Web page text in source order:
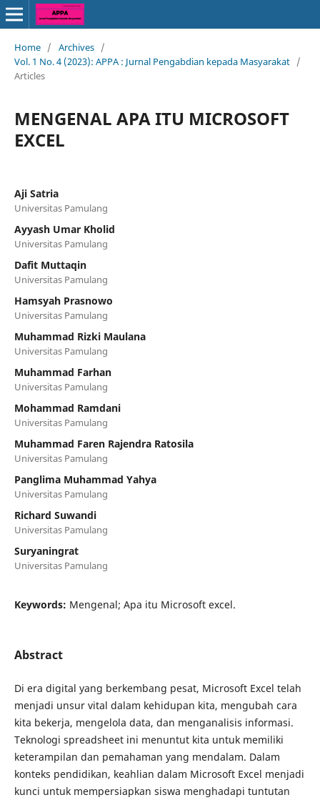
Home / Archives /
Vol. 1 No. 4 (2023): APPA : Jurnal Pengabdian kepada Masyarakat /
Articles
MENGENAL APA ITU MICROSOFT
EXCEL
Aji Satria
Universitas Pamulang
Ayyash Umar Kholid
Universitas Pamulang
Dafit Muttaqin
Universitas Pamulang
Hamsyah Prasnowo
Universitas Pamulang
Muhammad Rizki Maulana
Universitas Pamulang
Muhammad Farhan
Universitas Pamulang
Mohammad Ramdani
Universitas Pamulang
Muhammad Faren Rajendra Ratosila
Universitas Pamulang
Panglima Muhammad Yahya
Universitas Pamulang
Richard Suwandi
Universitas Pamulang
Suryaningrat
Universitas Pamulang
Keywords: Mengenal; Apa itu Microsoft excel.
Abstract
Di era digital yang berkembang pesat, Microsoft Excel telah
menjadi unsur vital dalam kehidupan kita, mengubah cara
kita bekerja, mengelola data, dan menganalisis informasi.
Teknologi spreadsheet ini menuntut kita untuk memiliki
keterampilan dan pemahaman yang mendalam. Dalam
konteks pendidikan, keahlian dalam Microsoft Excel menjadi
kunci untuk mempersiapkan siswa menghadapi tuntutan